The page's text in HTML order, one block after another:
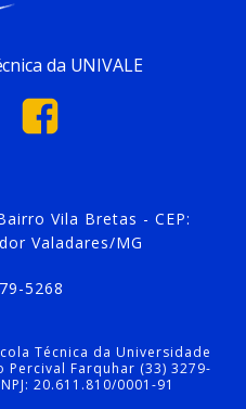
da UNIVALE
Vila Bretas - CEP:
Valadares/MG
5268
Técnica da Universidade
Farquhar (33) 3279-
20.611.810/0001-91